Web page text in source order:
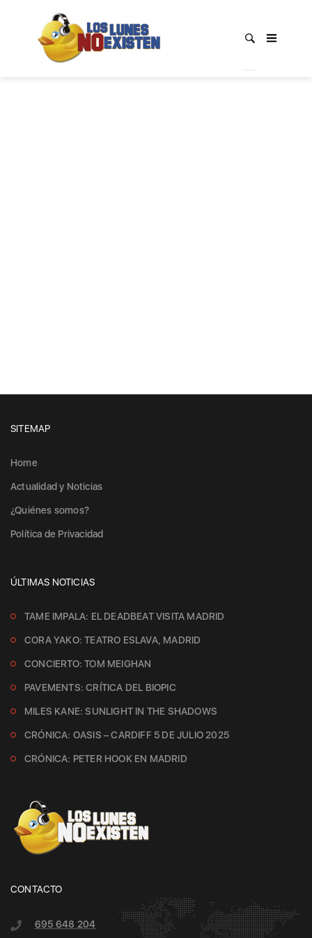
SITEMAP
Home
Actualidad y Noticias
¿Quiénes somos?
Política de Privacidad
ÚLTIMAS NOTICIAS
TAME IMPALA: EL DEADBEAT VISITA MADRID
CORA YAKO: TEATRO ESLAVA, MADRID
CONCIERTO: TOM MEIGHAN
PAVEMENTS: CRÍTICA DEL BIOPIC
MILES KANE: SUNLIGHT IN THE SHADOWS
CRÓNICA: OASIS – CARDIFF 5 DE JULIO 2025
CRÓNICA: PETER HOOK EN MADRID
CONTACTO
695 648 204